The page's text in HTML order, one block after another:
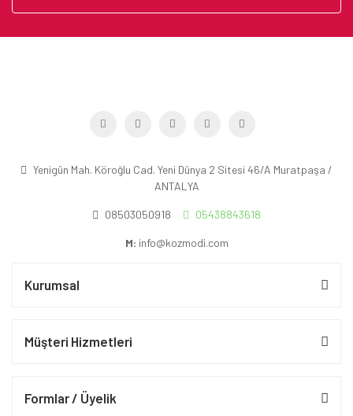
Yenigün Mah. Köroğlu Cad. Yeni Dünya 2 Sitesi 46/A Muratpaşa /
ANTALYA
08503050918 05438843618
M: info@kozmodi.com
Kurumsal
Müşteri Hizmetleri
Formlar / Üyelik